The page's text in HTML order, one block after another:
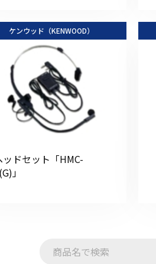
ケンウッド（KENWOOD）
ッドセット「HMC-
」